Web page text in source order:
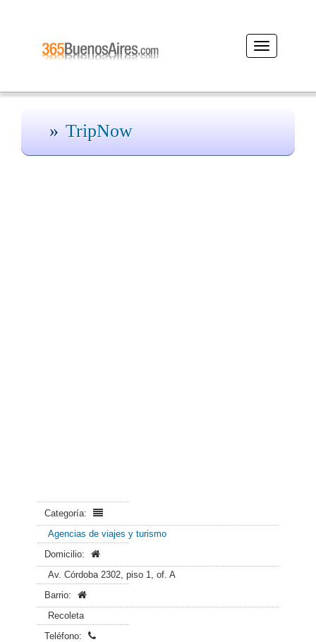
Desplegar
navegación
TripNow
Categoría:
Agencias de viajes y turismo
Domicilio:
Av. Córdoba 2302, piso 1, of. A
Barrio:
Recoleta
Teléfono: